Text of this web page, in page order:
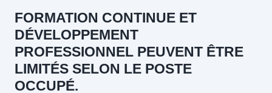
FORMATION CONTINUE ET
DÉVELOPPEMENT
PROFESSIONNEL PEUVENT ÊTRE
LIMITÉS SELON LE POSTE
OCCUPÉ.